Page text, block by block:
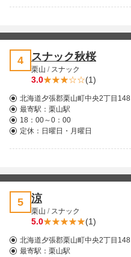
4 スナック秋桜
栗山 / スナック
3.0 (1)
北海道夕張郡栗山町中央2丁目148
最寄駅： 栗山駅
18：00～0：00
定休：日曜日・月曜日
5 涼
栗山 / スナック
5.0 (1)
北海道夕張郡栗山町中央2丁目148
最寄駅： 栗山駅